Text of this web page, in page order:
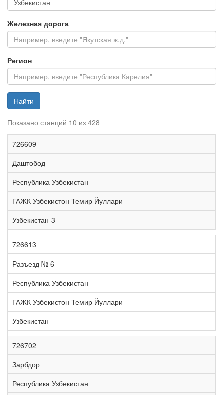
Железная дорога
Регион
Найти
Показано станций 10 из 428
К
о
д
Н
а
з
в
а
н
и
е
С
т
а
н
а
е
е
з
н
а
я
д
о
о
г
а
е
и
н
726609
Даштобод
Республика Узбекистан
ГАЖК Узбекистон Темир Йуллари
Узбекистан-3
726613
Разъезд № 6
Республика Узбекистан
ГАЖК Узбекистон Темир Йуллари
Узбекистан
726702
Зарбдор
Республика Узбекистан